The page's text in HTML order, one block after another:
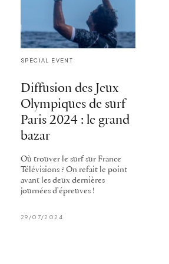
SPECIAL EVENT
Diffusion des Jeux
Olympiques de surf
Paris 2024 : le grand
bazar
Où trouver le surf sur France
Télévisions ? On refait le point
avant les deux dernières
journées d'épreuves !
29/07/2024